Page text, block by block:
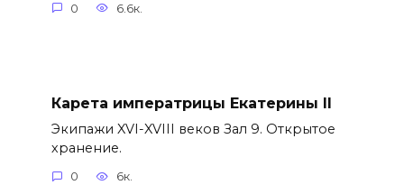
0 6.6к.
Карета императрицы Екатерины II
Экипажи XVI-XVIII веков Зал 9. Открытое
хранение.
0 6к.